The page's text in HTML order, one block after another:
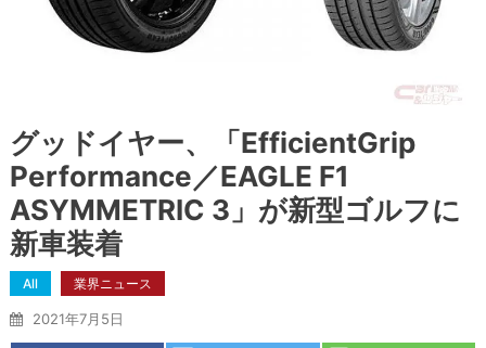
グッドイヤー、「EfficientGrip
Performance／EAGLE F1
ASYMMETRIC 3」が新型ゴルフに
新車装着
All 業界ニュース
2021年7月5日